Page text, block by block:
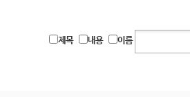
제목 내용 이름